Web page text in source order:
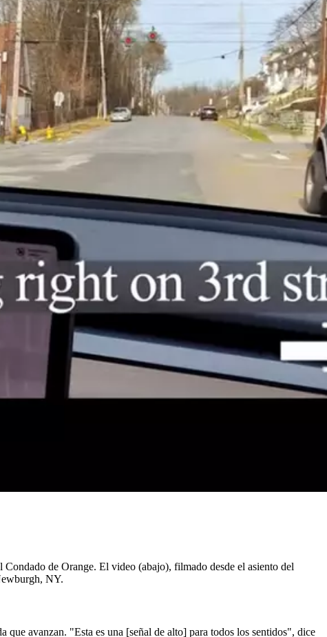
de Orange. El video (abajo), filmado desde el asiento del
NY.
avanzan. "Esta es una [señal de alto] para todos los sentidos", dice